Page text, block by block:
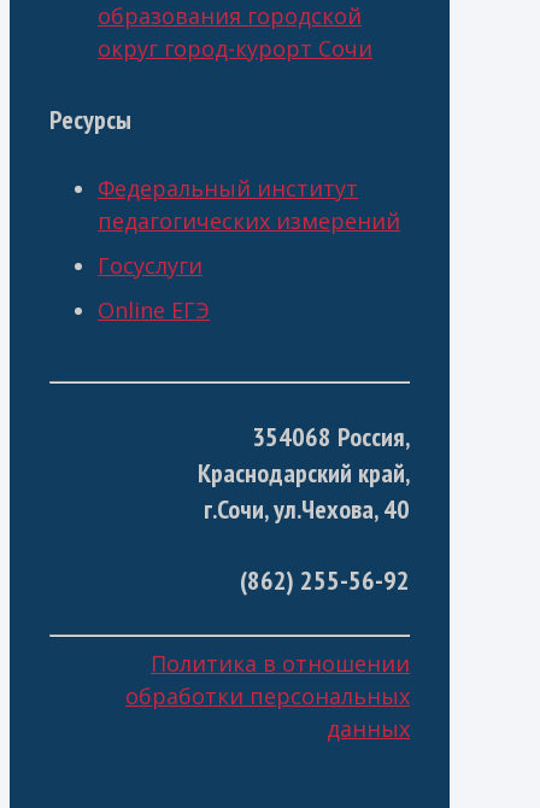
образования городской
округ город-курорт Сочи
Ресурсы
Федеральный институт
педагогических измерений
Госуслуги
Online ЕГЭ
354068 Россия,
Краснодарский край,
г.Сочи, ул.Чехова, 40
(862) 255-56-92
Политика в отношении
обработки персональных
данных